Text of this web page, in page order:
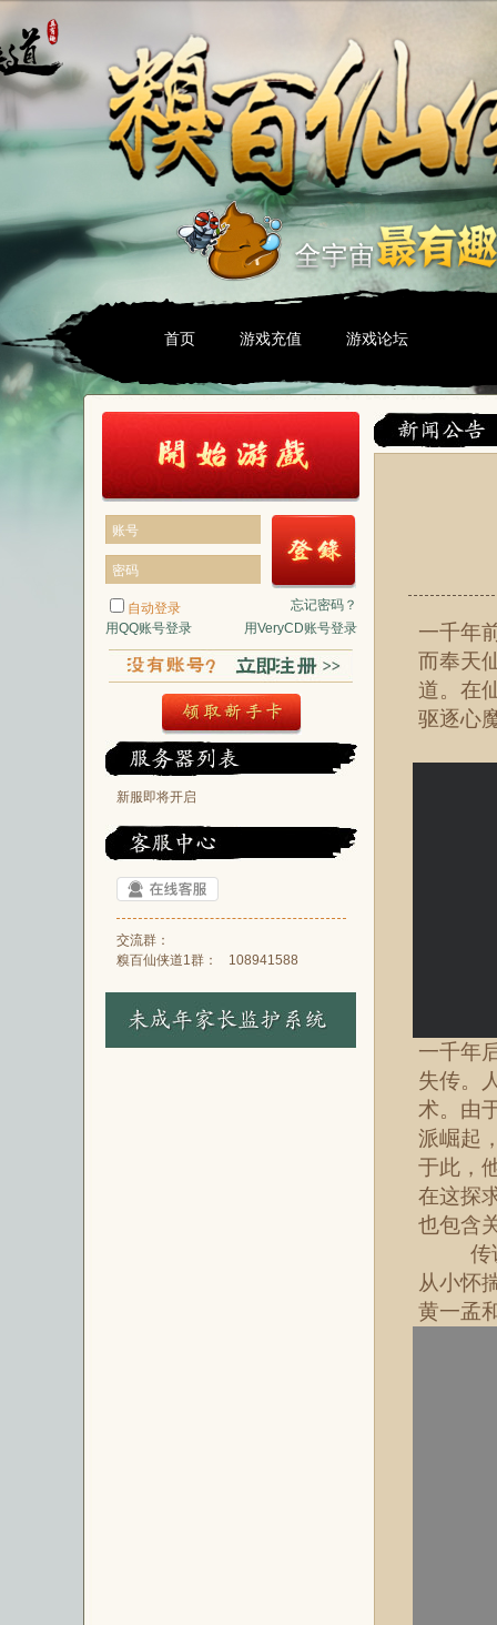
首页 游戏充值 游戏论坛
账号
密码
自动登录
忘记密码？
用QQ账号登录
用VeryCD账号登录
新服即将开启
交流群：
糗百仙侠道1群：
108941588
一千年
而奉天
道。在
驱逐心
一千年
失传。
术。由
派崛起
于此，
在这探
也包含
传
从小怀
黄一孟